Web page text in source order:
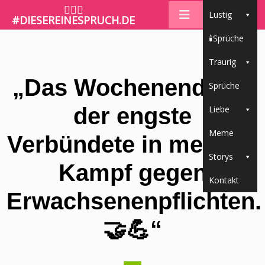
🤷🏼‍♀️
#DIESEREINESPRUCH.DE Lustig
🕯Sprüche
Traurig
Sprüche
Liebe
Meme
Storys
Kontakt
„Das Wochenende ist
der engste
Verbündete in meinem
Kampf gegen
Erwachsenenpflichten.
🤝💪“